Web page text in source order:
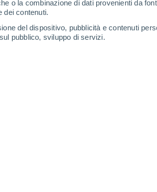
o la combinazione di dati provenienti da
dei contenuti.
del dispositivo, pubblicità e contenuti
pubblico, sviluppo di servizi.